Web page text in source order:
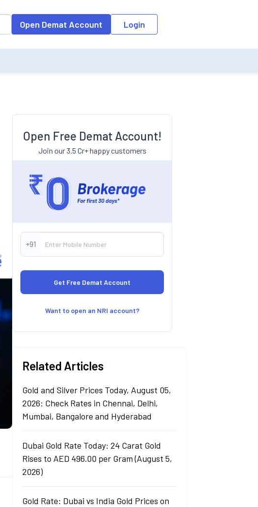
Open Demat Account Login
Open Free Demat Account!
Join our 3.5 Cr+ happy customers
+91
Want to open an NRI account?
Related Articles
Gold and Silver Prices Today, August 05,
2026: Check Rates in Chennai, Delhi,
Mumbai, Bangalore and Hyderabad
Dubai Gold Rate Today: 24 Carat Gold
Rises to AED 496.00 per Gram (August 5,
2026)
Gold Rate: Dubai vs India Gold Prices on